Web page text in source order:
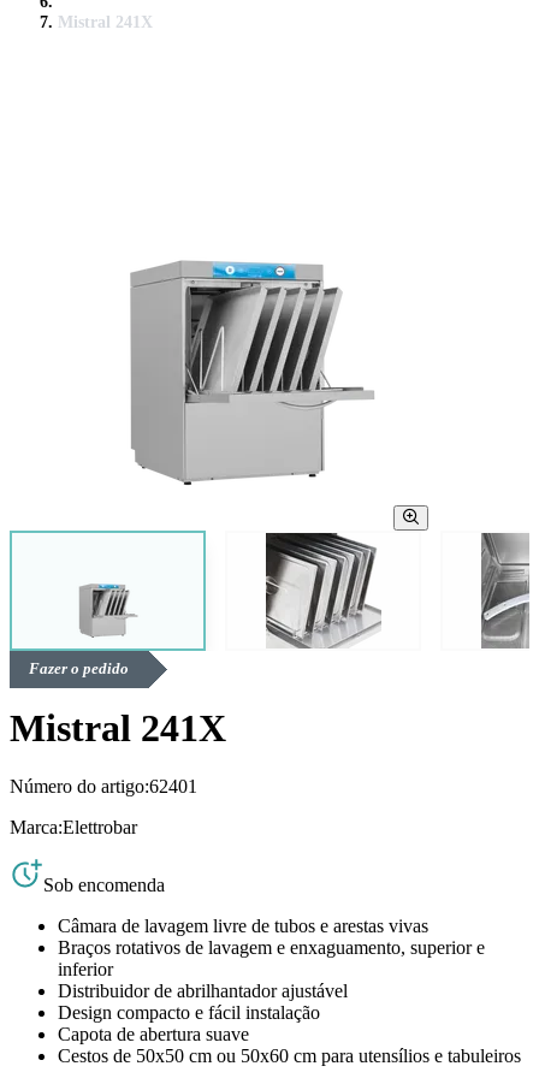
Mistral 241X
Fazer o pedido
Mistral 241X
Número do artigo:62401
Marca:Elettrobar
Sob encomenda
Câmara de lavagem livre de tubos e arestas vivas
Braços rotativos de lavagem e enxaguamento, superior e
inferior
Distribuidor de abrilhantador ajustável
Design compacto e fácil instalação
Capota de abertura suave
Cestos de 50x50 cm ou 50x60 cm para utensílios e tabuleiros